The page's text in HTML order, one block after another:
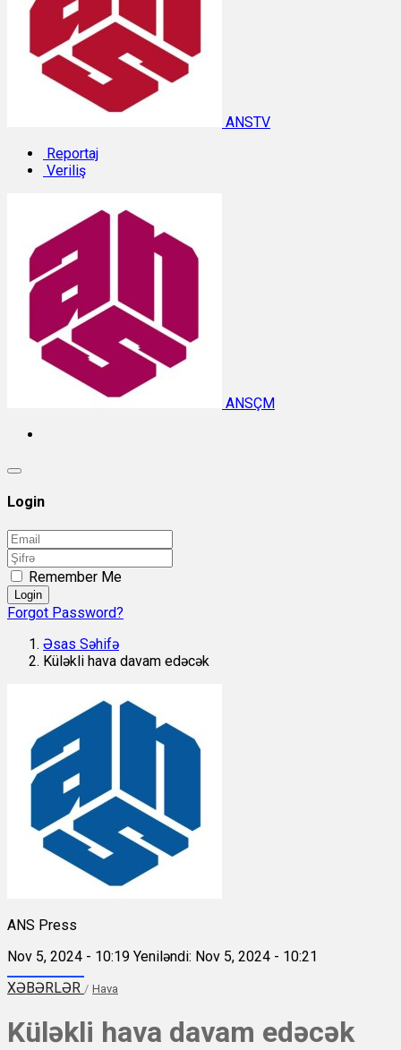
ANSTV
Reportaj
Veriliş
ANSÇM
Login
Remember Me
Login
Forgot Password?
Əsas Səhifə
Küləkli hava davam edəcək
ANS Press
Nov 5, 2024 - 10:19 Yeniləndi: Nov 5, 2024 - 10:21
XƏBƏRLƏR / Hava
Küləkli hava davam edəcək